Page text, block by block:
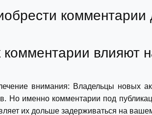
комментарии
комментарии влияют
внимания: Владельцы новых
Но именно комментарии под
их дольше задерживаться на